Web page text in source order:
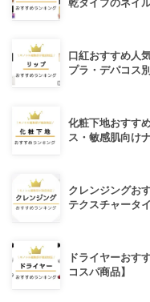
乾タイプのネイ
口紅おすすめ人
プラ・デパコス
化粧下地おすす
ス・敏感肌向け
クレンジングお
テクスチャータ
ドライヤーおす
コスパ商品】